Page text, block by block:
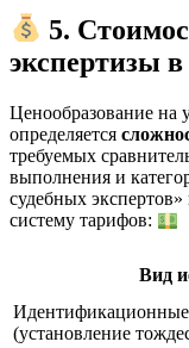
5.
экспертизы
Ценообразование на
определяется
требуемых
выполнения и
судебных
систему тарифов:
Вид
Идентификационные
(установление